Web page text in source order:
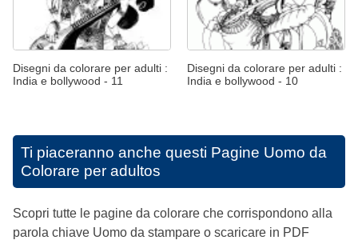
Disegni da colorare per adulti :
India e bollywood - 11
Disegni da colorare per adulti :
India e bollywood - 10
Ti piaceranno anche questi Pagine Uomo da
Colorare per adultos
Scopri tutte le pagine da colorare che corrispondono alla
parola chiave Uomo da stampare o scaricare in PDF